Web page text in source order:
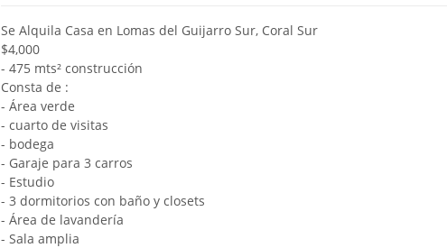
Se Alquila Casa en Lomas del Guijarro Sur, Coral Sur
$4,000
- 475 mts² construcción
Consta de :
- Área verde
- cuarto de visitas
- bodega
- Garaje para 3 carros
- Estudio
- 3 dormitorios con baño y closets
- Área de lavandería
- Sala amplia